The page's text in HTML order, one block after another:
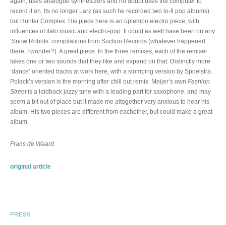
record it on. Its no longer Larz (as such he recorded two lo-fi pop albums)
but Hunter Complex. His piece here is an uptempo electro piece, with
influences of italo music and electro-pop. It could as well have been on any
‘Snow Robots’ compilations from Suction Records (whatever happened
there, I wonder?). A great piece. In the three remixes, each of the remixer
takes one or two sounds that they like and expand on that. Distinctly more
‘dance’ oriented tracks at work here, with a stomping version by Spoelstra.
Polack’s version is the morning after chill out remix. Meijer’s own Fashion
Streetis a laidback jazzy tune with a leading part for saxophone, and may
seem a bit out of place but it made me altogether very anxious to hear his
album. His two pieces are different from eachother, but could make a great
album.
Frans de Waard
original article
PRESS